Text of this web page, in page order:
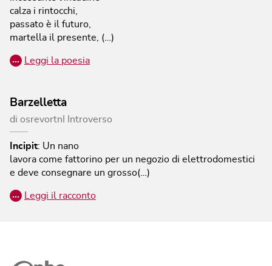
calza i rintocchi,
passato è il futuro,
martella il presente, (…)
… Leggi la poesia
Barzelletta
di osrevortnI Introverso
Incipit: Un nano
lavora come fattorino per un negozio di elettrodomestici
e deve consegnare un grosso(…)
… Leggi il racconto